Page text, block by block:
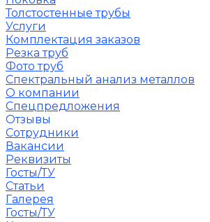
Толстостенные трубы
Услуги
Комплектация заказов
Резка труб
Фото труб
Спектральный анализ металлов
О компании
Спецпредложения
Отзывы
Сотрудники
Вакансии
Реквизиты
Госты/ТУ
Статьи
Галерея
Госты/ТУ